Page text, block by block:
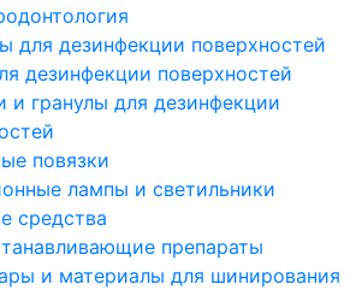
для дезинфекции поверхностей
дезинфекции поверхностей
и гранулы для дезинфекции
повязки
лампы и светильники
средства
препараты
и материалы для шинирования